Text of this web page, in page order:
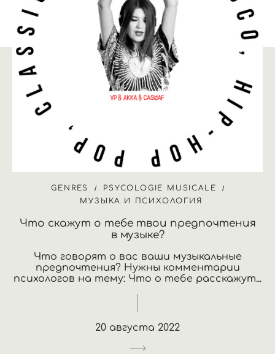
GENRES
PSYCOLOGIE MUSICALE
МУЗЫКА И ПСИХОЛОГИЯ
Что скажут о тебе твои предпочтения
в музыке?
Что говорят о вас ваши музыкальные
предпочтения? Нужны комментарии
психологов на тему: Что о тебе расскажут...
20 августа 2022